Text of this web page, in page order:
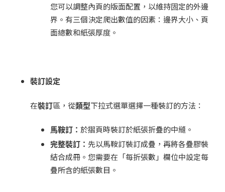
您可以調整內頁的版面配置，以維持固定的外邊
界。有三個決定爬出數值的因素：邊界大小、頁
面總數和紙張厚度。
裝訂設定
在裝訂區，從類型下拉式選單選擇一種裝訂的方法：
馬鞍訂： 於摺頁時裝訂於紙張折疊的中縫。
完整裝訂： 先以馬鞍訂裝訂成疊，再將各疊膠裝
結合成冊。您需要在「每折張數」欄位中設定每
疊所含的紙張數目。